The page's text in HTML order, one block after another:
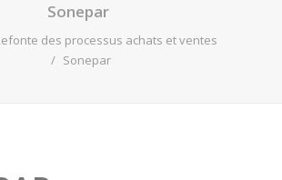
Sonepar
des processus achats et ventes
Sonepar